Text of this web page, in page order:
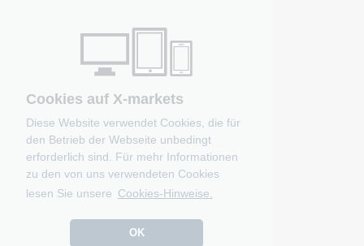
Cookies auf X-markets
Diese Website verwendet Cookies, die für
den Betrieb der Webseite unbedingt
erforderlich sind. Für mehr Informationen
zu den von uns verwendeten Cookies
lesen Sie unsere Cookies-Hinweise.
OK